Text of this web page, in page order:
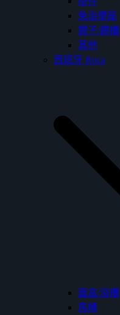
免治便座
鏡子/鏡櫃
其他
西班牙 Roca
面盆/浴櫃
馬桶